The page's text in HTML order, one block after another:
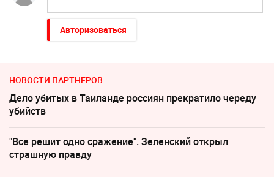
Авторизоваться
НОВОСТИ ПАРТНЕРОВ
Дело убитых в Таиланде россиян прекратило череду
убийств
"Все решит одно сражение". Зеленский открыл
страшную правду